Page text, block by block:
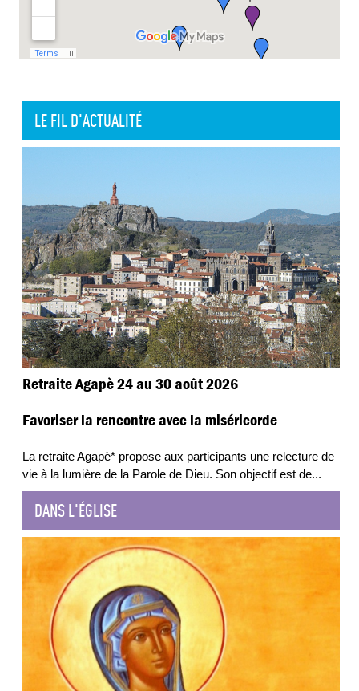
LE FIL D'ACTUALITÉ
Retraite Agapè 24 au 30 août 2026
Favoriser la rencontre avec la miséricorde
La retraite Agapè* propose aux participants une relecture de
vie à la lumière de la Parole de Dieu. Son objectif est de...
DANS L'ÉGLISE